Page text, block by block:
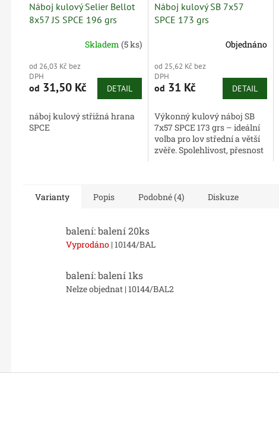
Náboj kulový Selier Bellot
8x57 JS SPCE 196 grs
Skladem (5 ks)
od 26,03 Kč bez
DPH
od 31,50 Kč DETAIL
náboj kulový střižná hrana
SPCE
Náboj kulový SB 7x57
SPCE 173 grs
Objednáno
od 25,62 Kč bez
DPH
od 31 Kč DETAIL
Výkonný kulový náboj SB
7x57 SPCE 173 grs – ideální
volba pro lov střední a větší
zvěře. Spolehlivost, přesnost
Varianty Popis Podobné (4) Diskuze
balení: balení 20ks
Vyprodáno | 10144/BAL
balení: balení 1ks
Nelze objednat | 10144/BAL2